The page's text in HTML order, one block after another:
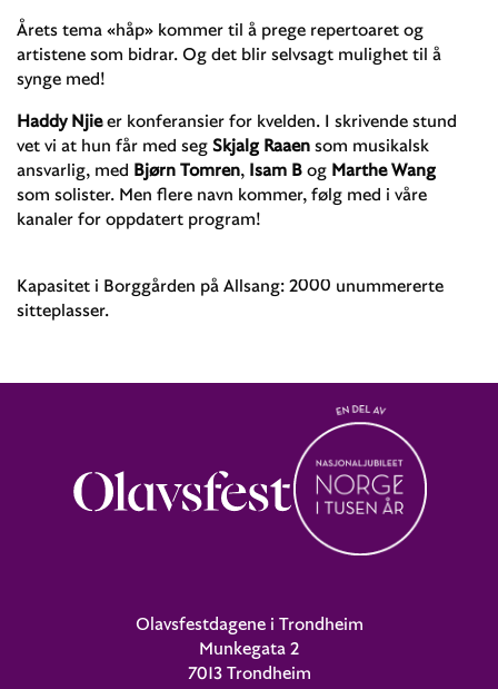
Årets tema «håp» kommer til å prege repertoaret og
artistene som bidrar. Og det blir selvsagt mulighet til å
synge med!
Haddy Njieer konferansier for kvelden. I skrivende stund
vet vi at hun får med seg Skjalg Raaen som musikalsk
ansvarlig, med Bjørn Tomren, Isam B og Marthe Wang
som solister. Men flere navn kommer, følg med i våre
kanaler for oppdatert program!
Kapasitet i Borggården på Allsang: 2000 unummererte
sitteplasser.
Olavsfestdagene i Trondheim
Munkegata 2
7013 Trondheim